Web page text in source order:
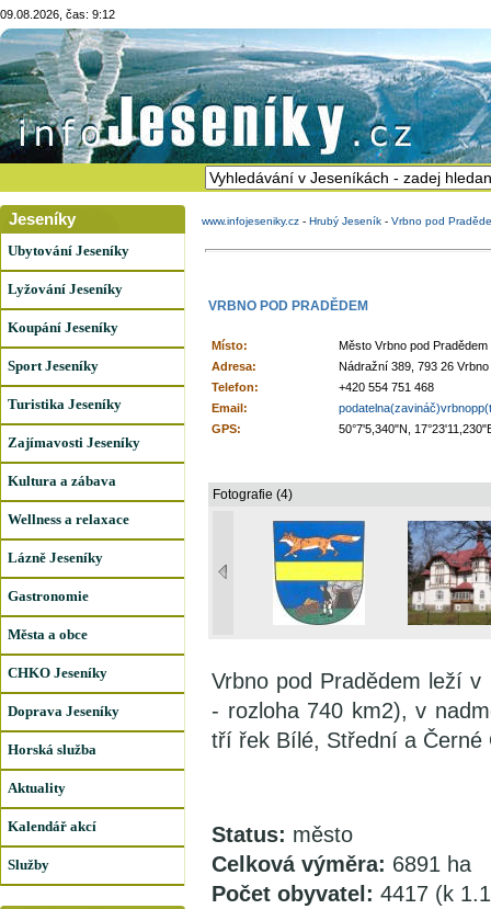
09.08.2026, čas: 9:12
Jeseníky
Ubytování Jeseníky
Lyžování Jeseníky
Koupání Jeseníky
Sport Jeseníky
Turistika Jeseníky
Zajímavosti Jeseníky
Kultura a zábava
Wellness a relaxace
Lázně Jeseníky
Gastronomie
Města a obce
CHKO Jeseníky
Doprava Jeseníky
Horská služba
Aktuality
Kalendář akcí
Služby
www.infojeseniky.cz - Hrubý Jeseník - Vrbno pod
VRBNO POD PRADĚDEM
Místo:
Město Vrbno pod Pradědem
Adresa:
Nádražní 389, 793 26
Telefon:
+420 554 751 468
Email:
GPS:
50°7'5,340"N,
Fotografie (4)
Vrbno pod Pradědem leží v
- rozloha 740 km2), v
tří řek Bílé, Střední a Černé
Status: město
Celková výměra: 6891 ha
Počet obyvatel: 4417 (k